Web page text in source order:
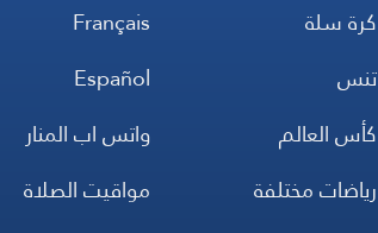
كرة سلة
تنس
كأس العالم
رياضات مختلفة
Français
Español
واتس اب المنار
مواقيت الصلاة